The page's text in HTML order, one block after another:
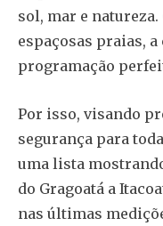
sol, mar e
espaçosas praias,
programação
Por isso, visando
segurança para
uma lista
do Gragoatá a
nas últimas